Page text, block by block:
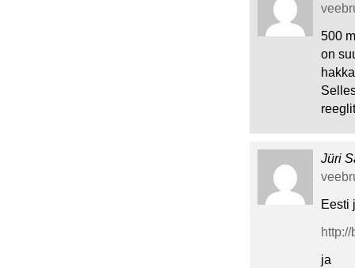
500
on
Jüri
Eesti
ja